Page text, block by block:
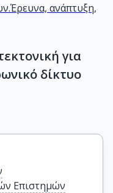
ανάπτυξη,
για
δίκτυο
Επιστημών